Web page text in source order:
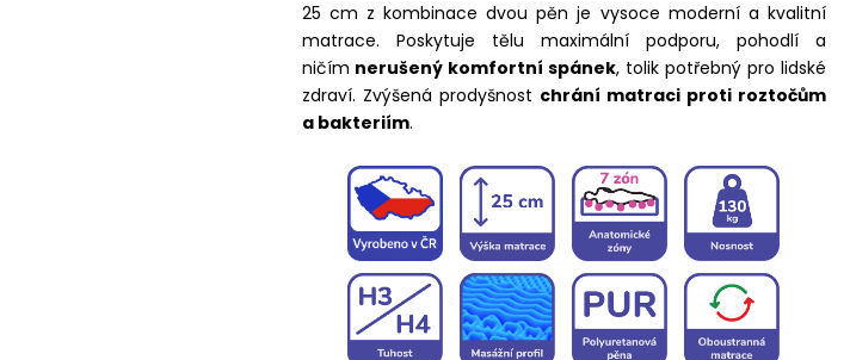
25 cm z kombinace dvou pěn je vysoce moderní a kvalitní
matrace. Poskytuje tělu maximální podporu, pohodlí a
ničím nerušený komfortní spánek, tolik potřebný pro lidské
zdraví. Zvýšená prodyšnost chrání matraci proti roztočům
a bakteriím.